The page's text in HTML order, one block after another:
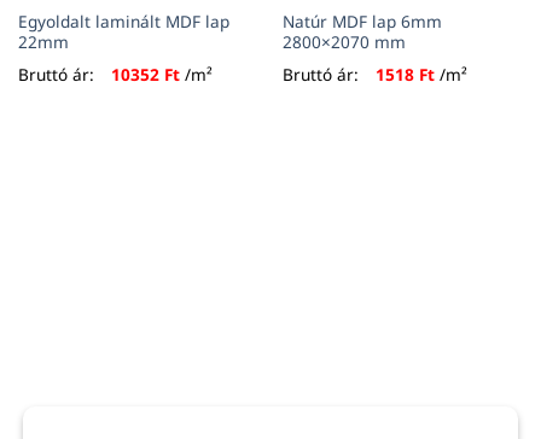
Egyoldalt laminált MDF lap
22mm
Bruttó ár:
10352 Ft/m²
Natúr MDF lap 6mm
2800×2070 mm
Bruttó ár:
1518 Ft/m²